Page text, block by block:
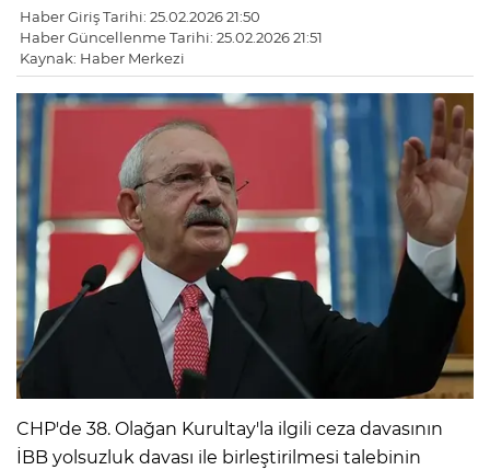
Haber Giriş Tarihi: 25.02.2026 21:50
Haber Güncellenme Tarihi: 25.02.2026 21:51
Kaynak: Haber Merkezi
CHP'de 38. Olağan Kurultay'la ilgili ceza davasının
İBB yolsuzluk davası ile birleştirilmesi talebinin